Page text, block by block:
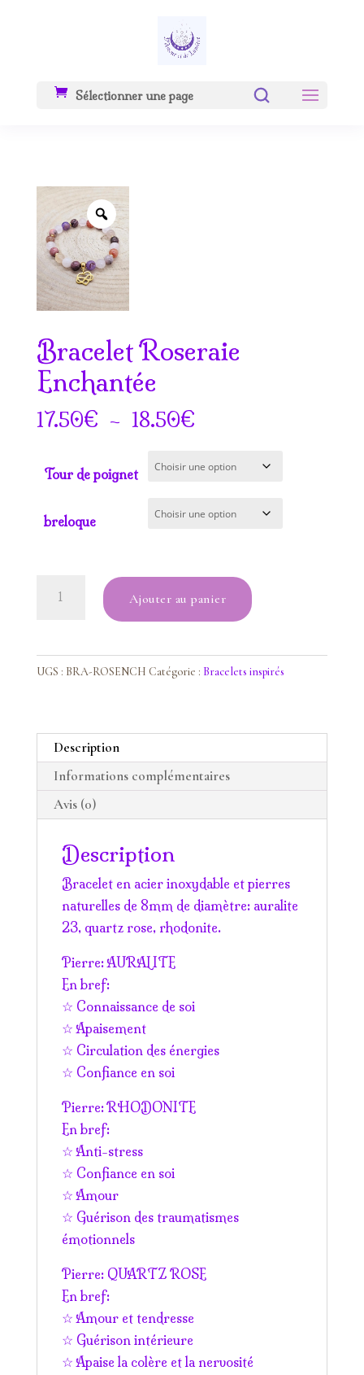
Sélectionner une page
Zoom
Bracelet Roseraie
Enchantée
17.50€ – 18.50€Plage
prix :
à
18.50€
Tour de poignet
breloque
Roseraie
Enchantée
Ajouter au panier
UGS : BRA-ROSENCH Catégorie : Bracelets inspirés
Description
Informations complémentaires
Avis (0)
Description
Bracelet en acier inoxydable et pierres
naturelles de 8mm de diamètre: auralite
23, quartz rose, rhodonite.
Pierre: AURALITE
En bref:
☆ Connaissance de soi
☆ Apaisement
☆ Circulation des énergies
☆ Confiance en soi
Pierre: RHODONITE
En bref:
☆ Anti-stress
☆ Confiance en soi
☆ Amour
☆ Guérison des traumatismes
émotionnels
Pierre: QUARTZ ROSE
En bref:
☆ Amour et tendresse
☆ Guérison intérieure
☆ Apaise la colère et la nervosité